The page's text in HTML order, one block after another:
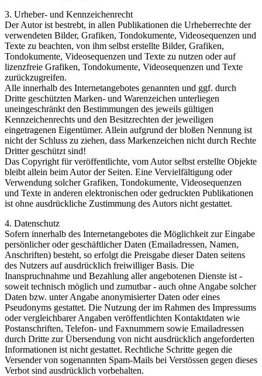
3. Urheber- und Kennzeichenrecht
Der Autor ist bestrebt, in allen Publikationen die Urheberrechte der
verwendeten Bilder, Grafiken, Tondokumente, Videosequenzen und
Texte zu beachten, von ihm selbst erstellte Bilder, Grafiken,
Tondokumente, Videosequenzen und Texte zu nutzen oder auf
lizenzfreie Grafiken, Tondokumente, Videosequenzen und Texte
zurückzugreifen.
Alle innerhalb des Internetangebotes genannten und ggf. durch
Dritte geschützten Marken- und Warenzeichen unterliegen
uneingeschränkt den Bestimmungen des jeweils gültigen
Kennzeichenrechts und den Besitzrechten der jeweiligen
eingetragenen Eigentümer. Allein aufgrund der bloßen Nennung ist
nicht der Schluss zu ziehen, dass Markenzeichen nicht durch Rechte
Dritter geschützt sind!
Das Copyright für veröffentlichte, vom Autor selbst erstellte Objekte
bleibt allein beim Autor der Seiten. Eine Vervielfältigung oder
Verwendung solcher Grafiken, Tondokumente, Videosequenzen
und Texte in anderen elektronischen oder gedruckten Publikationen
ist ohne ausdrückliche Zustimmung des Autors nicht gestattet.
4. Datenschutz
Sofern innerhalb des Internetangebotes die Möglichkeit zur Eingabe
persönlicher oder geschäftlicher Daten (Emailadressen, Namen,
Anschriften) besteht, so erfolgt die Preisgabe dieser Daten seitens
des Nutzers auf ausdrücklich freiwilliger Basis. Die
Inanspruchnahme und Bezahlung aller angebotenen Dienste ist -
soweit technisch möglich und zumutbar - auch ohne Angabe solcher
Daten bzw. unter Angabe anonymisierter Daten oder eines
Pseudonyms gestattet. Die Nutzung der im Rahmen des Impressums
oder vergleichbarer Angaben veröffentlichten Kontaktdaten wie
Postanschriften, Telefon- und Faxnummern sowie Emailadressen
durch Dritte zur Übersendung von nicht ausdrücklich angeforderten
Informationen ist nicht gestattet. Rechtliche Schritte gegen die
Versender von sogenannten Spam-Mails bei Verstössen gegen dieses
Verbot sind ausdrücklich vorbehalten.